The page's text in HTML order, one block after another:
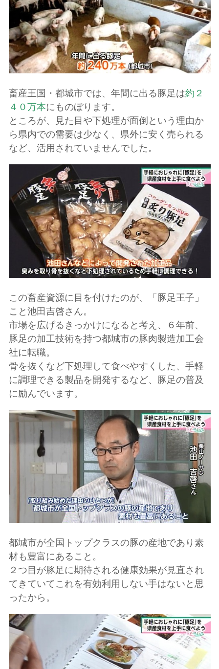
畜産王国・都城市では、年間に出る豚足は約２
４０万本にものぼります。
ところが、見た目や下処理が面倒という理由か
ら県内での需要は少なく、県外に安く売られる
など、活用されていませんでした。
この畜産資源に目を付けたのが、「豚足王子」
こと池田吉啓さん。
市場を広げるきっかけになると考え、６年前、
豚足の加工技術を持つ都城市の豚肉製造加工会
社に転職。
骨を抜くなど下処理して食べやすくした、手軽
に調理できる製品を開発するなど、豚足の普及
に励んでいます。
都城市が全国トップクラスの豚の産地であり素
材も豊富にあること。
２つ目が豚足に期待される健康効果が見直され
てきていてこれを有効利用しない手はないと思
ったから。